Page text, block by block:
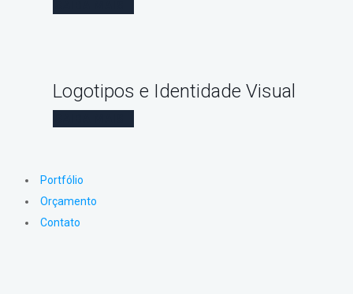
Logotipos e Identidade Visual
Portfólio
Orçamento
Contato